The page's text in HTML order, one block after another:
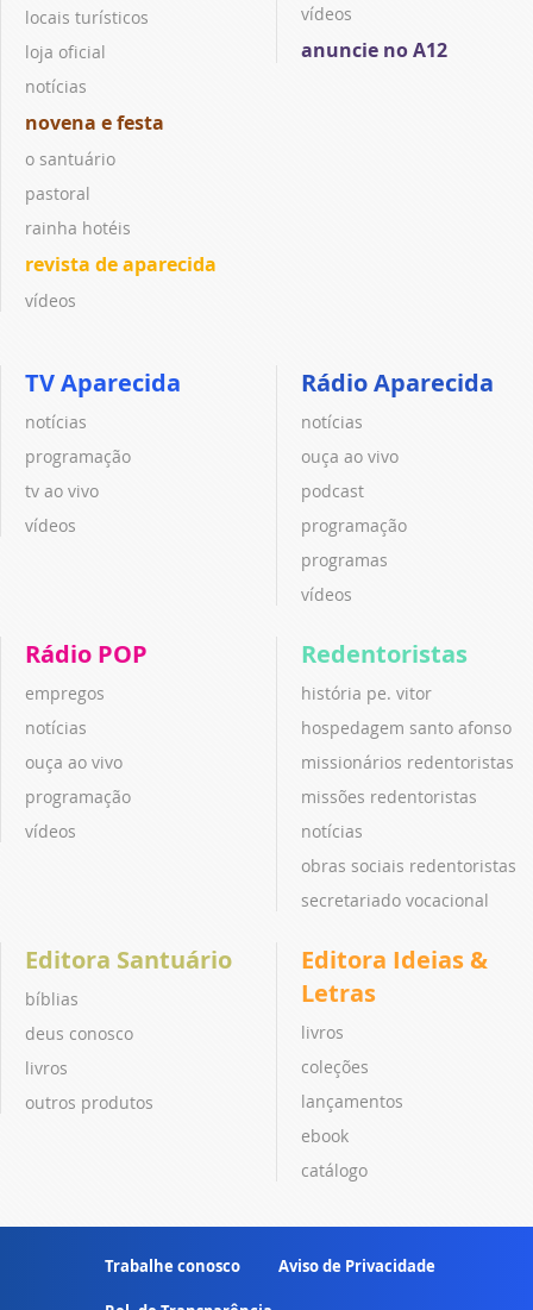
locais turísticos
loja oficial
notícias
novena e festa
o santuário
pastoral
rainha hotéis
revista de aparecida
vídeos
vídeos
anuncie no A12
TV Aparecida
notícias
programação
tv ao vivo
vídeos
Rádio Aparecida
notícias
ouça ao vivo
podcast
programação
programas
vídeos
Rádio POP
empregos
notícias
ouça ao vivo
programação
vídeos
Redentoristas
história pe. vitor
hospedagem santo afonso
missionários redentoristas
missões redentoristas
notícias
obras sociais redentoristas
secretariado vocacional
Editora Santuário
bíblias
deus conosco
livros
outros produtos
Editora Ideias &
Letras
livros
coleções
lançamentos
ebook
catálogo
Trabalhe conosco Aviso de Privacidade